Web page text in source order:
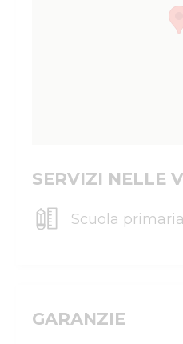
SERVIZI NELLE
Scuola primaria
GARANZIE